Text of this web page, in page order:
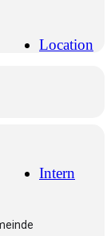
Location
Intern